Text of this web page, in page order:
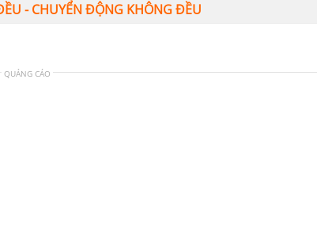
- CHUYỂN ĐỘNG KHÔNG ĐỀU
QUẢNG CÁO